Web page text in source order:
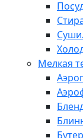
Мелкая